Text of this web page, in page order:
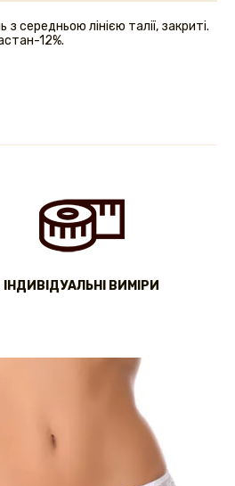
середньою лінією талії, закриті.
12%.
IНДИВІДУАЛЬНІ ВИМІРИ